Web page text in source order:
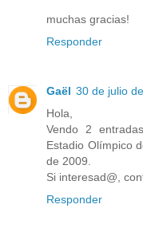
muchas gracias!
Responder
Gaël 30 de julio
Hola,
Vendo 2
Estadio Olímpico
de 2009.
Si interesad@,
Responder